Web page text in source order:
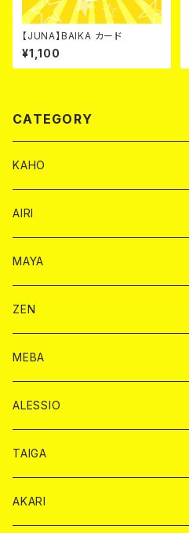
【JUNA】BAIKA カード
¥1,100
CATEGORY
KAHO
シャンパンカード
モエシャンドン カード
ヴーヴクリコ カード
BAIKA カード
ノーマル カード
プレミアム カード
ドリンク カード
１ドリンクカード
ショット
チェキ カード
チェキ １５００円
AIRI
シャンパン カード
モエシャンドン カード
ヴーヴクリコ カード
BAIKA カード
ノーマル カード
プレミアム カード
ドリンク カード
１ドリンク カード
ショット
チェキ カード
チェキ １５００円
MAYA
ドリンク
1ドリンク
ショット
チェキ
BAIKA
ZEN
ドリンク
シャンパン
ショット
チェキ
BAIKA
MEBA
ドリンク
シャンパンカード
ドリンクカード
チップ
チェキ
ALESSIO
ドリンク
シャンパン
チップ
TAIGA
ドリンク
AKARI